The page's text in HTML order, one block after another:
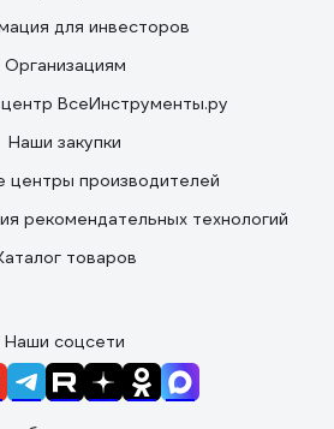
для инвесторов
Организациям
ВсеИнструменты.ру
Наши закупки
центры производителей
рекомендательных технологий
товаров
Наши соцсети